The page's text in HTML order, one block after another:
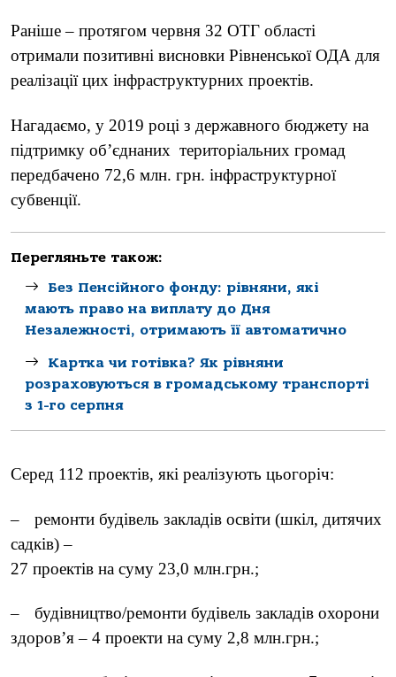
Раніше – протягом червня 32 ОТГ області
отримали позитивні висновки Рівненської ОДА для
реалізації цих інфраструктурних проектів.
Нагадаємо, у 2019 році з державного бюджету на
підтримку об’єднаних територіальних громад
передбачено 72,6 млн. грн. інфраструктурної
субвенції.
Перегляньте також:
Без Пенсійного фонду: рівняни, які
мають право на виплату до Дня
Незалежності, отримають її автоматично
Картка чи готівка? Як рівняни
розраховуються в громадському транспорті
з 1-го серпня
Серед 112 проектів, які реалізують цьогоріч:
–
ремонти будівель закладів освіти (шкіл, дитячих
садків) –
27 проектів на суму 23,0 млн.грн.;
–
будівництво/ремонти будівель закладів охорони
здоров’я – 4 проекти на суму 2,8 млн.грн.;